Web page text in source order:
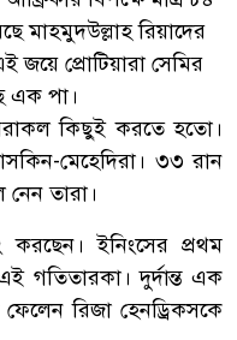
মাহমুদউল্লাহ রিয়াদের
প্রোটিয়ারা সেমির
এক পা।
কিছুই করতে হতো।
মেহেদিরা। ৩৩ রান
তারা।
ইনিংসের প্রথম
গতিতারকা। দুর্দান্ত এক
রিজা হেনড্রিকসকে